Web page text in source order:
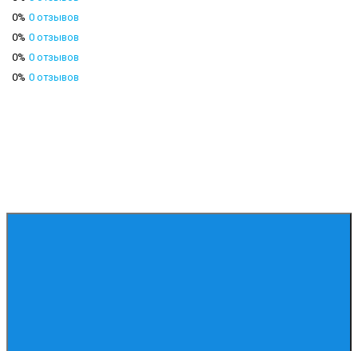
0% 0 отзывов
0% 0 отзывов
0% 0 отзывов
0% 0 отзывов